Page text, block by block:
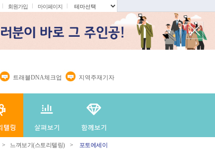
회원가입 마이페이지
트래블DNA체크업 지역주재기자
> 느껴보기(스토리텔링) > 포토에세이